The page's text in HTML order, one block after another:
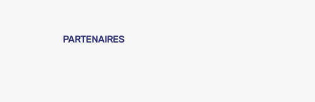
PARTENAIRES